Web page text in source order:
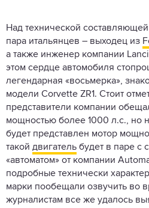
Над технической
пара итальянцев – выходец из
а также инженер компании
этом сердце автомобиля
легендарная «восьмерка»,
модели Corvette ZR1. Стоит
представители компании
мощностью более 1000 л.с., но
будет представлен мотор
такой двигатель будет в паре с
«автоматом» от компании
подробные технически
марки пообещали озвучить во
журналистам все же удалось